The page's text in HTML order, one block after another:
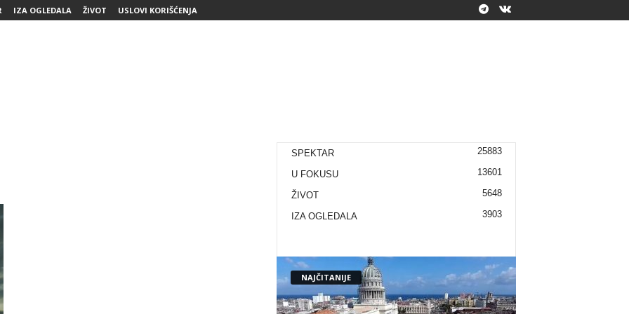
IZA OGLEDALA ŽIVOT USLOVI KORIŠĆENJA
SPEKTAR 25883
U FOKUSU 13601
ŽIVOT 5648
IZA OGLEDALA 3903
NAJČITANIJE